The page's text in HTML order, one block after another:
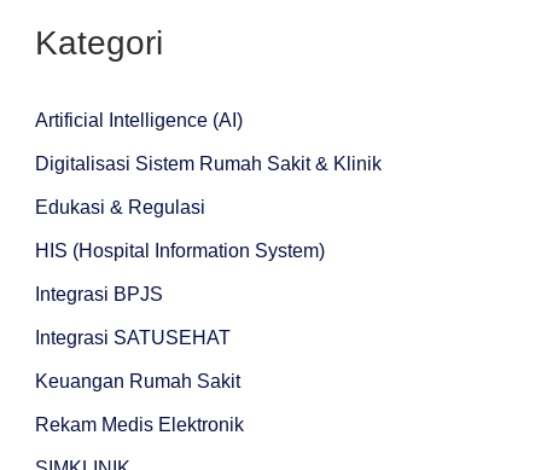
Kategori
Artificial Intelligence (AI)
Digitalisasi Sistem Rumah Sakit & Klinik
Edukasi & Regulasi
HIS (Hospital Information System)
Integrasi BPJS
Integrasi SATUSEHAT
Keuangan Rumah Sakit
Rekam Medis Elektronik